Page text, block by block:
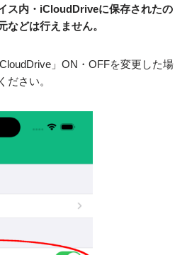
ス内・iCloudDriveに保存されたの
などは行えません。
」ON・OFFを変更した場
ださい。